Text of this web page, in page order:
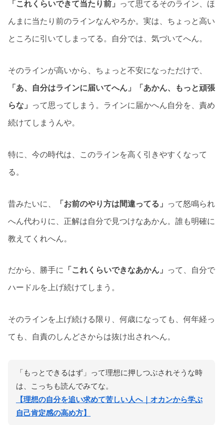
「これくらいできて当たり前」 って思てるそのライン、ほ
んまに当たり前のラインなんやろか。実は、ちょっと高い
ところに引いてしまってる。自分では、気づいてへん。
そのラインが高いから、ちょっと不安になっただけで、
「あ、自分はラインに届いてへん」「あかん、もっと頑張
らな」 って思ってしまう。ラインに届かへん自分を、責め
続けてしまうんや。
特に、今の時代は、このラインを高く引きやすくなって
る。
昔みたいに、 「お前のやり方は間違ってる」 って怒鳴られ
へん代わりに、正解は自分で見つけなあかん。誰も明確に
教えてくれへん。
だから、勝手に 「これくらいできなあかん」 って、自分で
ハードルを上げ続けてしまう。
そのラインを上げ続ける限り、何歳になっても、何年経っ
ても、自責のしんどさからは抜け出されへん。
「もっとできるはず」って理想に押しつぶされそうな時
は、こっちも読んでみてな。
【理想の自分を追い求めて苦しい人へ｜オカンから学ぶ
自己肯定感の高め方】